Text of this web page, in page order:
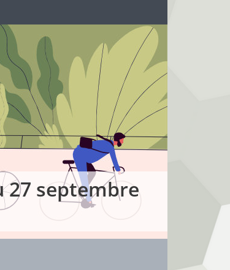
27 septembre